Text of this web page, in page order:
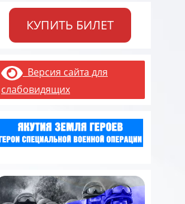
КУПИТЬ БИЛЕТ
Версия сайта для
слабовидящих